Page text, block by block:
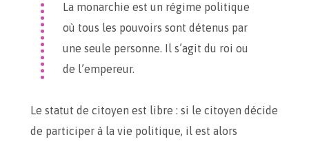
La monarchie est un régime politique
où tous les pouvoirs sont détenus par
une seule personne. Il s’agit du roi ou
de l’empereur.
Le statut de citoyen est libre : si le citoyen décide
de participer à la vie politique, il est alors